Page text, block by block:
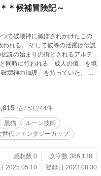
＊候補冒険記～
て破壊神に滅ぼされかけたこの
れる。 そして彼等の活躍は伝説
同時に行われる「成人の儀」を境
も禁忌される程の存在。 ラルク
して「不死」という能力も同時
付いた時には大
世にも不思議な喋る猫スピカと
ったΨ https://www.alphapolis.co.j
位 / 53,244件
黒猫
ルーン技師
世代ファンタジーカップ
感想数 0
文字数 386,138
2025.05.10
登録日 2023.08.30